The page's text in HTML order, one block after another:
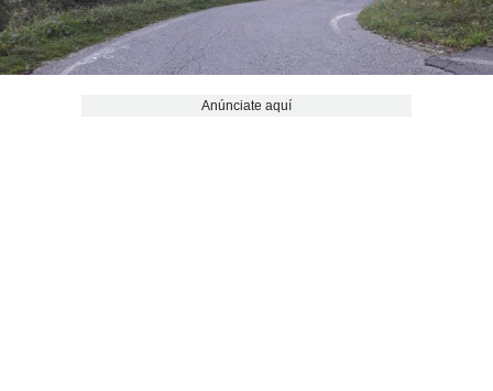
Anúnciate aquí